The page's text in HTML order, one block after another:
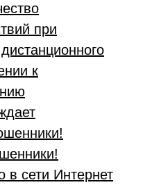
при
к
в сети Интернет